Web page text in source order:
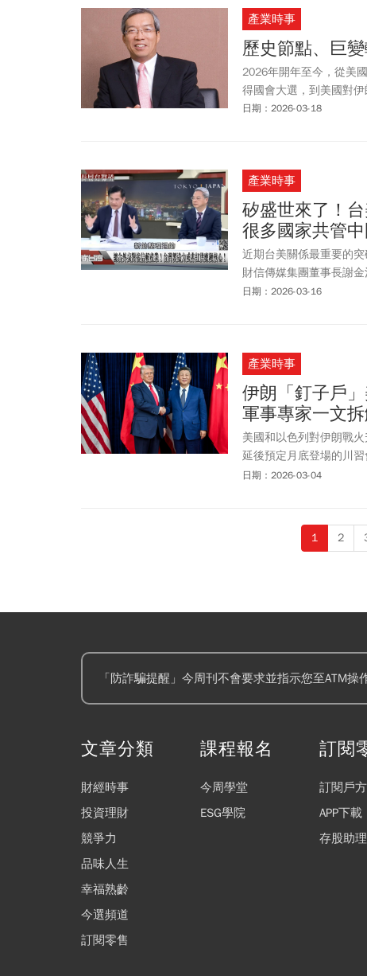
議題，前美國國防部官
己越來越強」，這是他
著，這是很短視的，「
產業時事
歷史節點、巨
2026年開年至今，從美
得國會大選，到美國對
日期：2026-03-18
產業時事
矽盛世來了！
很多國家共管
近期台美關係最重要的
財信傳媒集團董事長謝
明鑫，暢談未來台美雙方
日期：2026-03-16
產業時事
伊朗「釘子戶
軍事專家一文拆
美國和以色列對伊朗戰
延後預定月底登場的川
該已經結束，台灣地緣
歐洲。軍事專家、國防
色列」對伊朗的軍事行
日期：2026-03-04
1 2
「防詐騙提醒」今周刊不會要求並指示您至ATM
文章分類
財經時事
投資理財
競爭力
品味人生
幸福熟齡
今選頻道
訂閱零售
課程報名
今周學堂
ESG學院
訂閱
訂閱戶
APP下載
存股助